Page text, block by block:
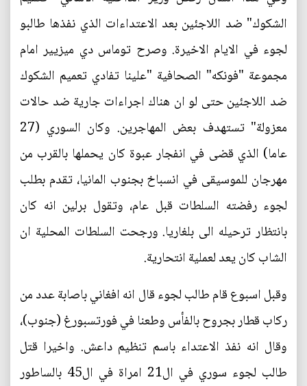
الشكوك" ضد اللاجئين بعد الاعتداءات الذي نفذها طالبو
لجوء في الايام الاخيرة. وصرح توماس دي ميزيير امام
مجموعة "فونكه" الصحافية "علينا تفادي تعميم الشكوك
ضد اللاجئين حتى لو ان هناك اجراءات جارية ضد حالات
معزولة" تستهدف بعض المهاجرين. وكان السوري (27
عاما) الذي قضى في انفجار عبوة كان يحملها بالقرب من
مهرجان للموسيقى في انسباخ بجنوب المانيا، تقدم بطلب
لجوء رفضته السلطات قبل عام، وتقول برلين انه كان
بانتظار ترحيله الى بلغاريا. ورجحت السلطات المحلية ان
الشاب كان يعد لعملية انتحارية.
وقبل اسبوع قام طالب لجوء قال انه افغاني باصابة عدد من
ركاب قطار بجروح بالفأس وطعنا في فورتسبورغ (جنوب)،
وقال انه نفذ الاعتداء باسم تنظيم داعش. واخيرا قتل
طالب لجوء سوري في ال21 امراة في ال45 بالساطور